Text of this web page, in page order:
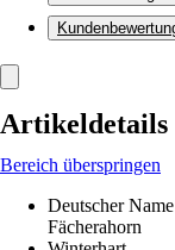
Artikeldetails
Bereich überspringen
Deutscher Name
Fächerahorn